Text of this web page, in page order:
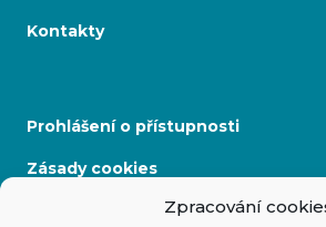
Zpracování
Kontakty
Prohlášení o přístupnosti
Zásady cookies